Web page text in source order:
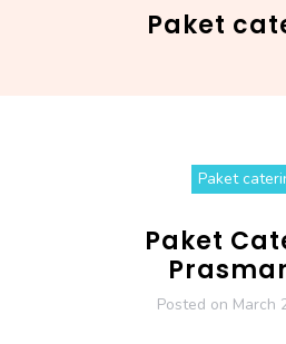
Paket
Paket
Paket
Posted on March